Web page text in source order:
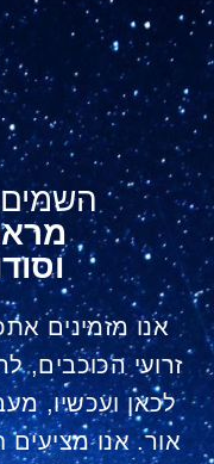
אנו מזמינים
זרועי
לכאן ועכשיו,
אור. אנו